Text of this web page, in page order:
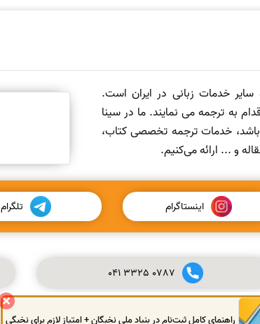
سایر خدمات زبانی در ایران است.
به ترجمه می نمایند. ما در سینا
خدمات ترجمه تخصصی کتاب،
و ... ارائه می‌کنیم.
اینستاگرام تلگرام
041 3325 0787
راهنمای کامل ثبت‌نام در بنیاد ملی نخبگان + امتیاز لازم برای نخبگی